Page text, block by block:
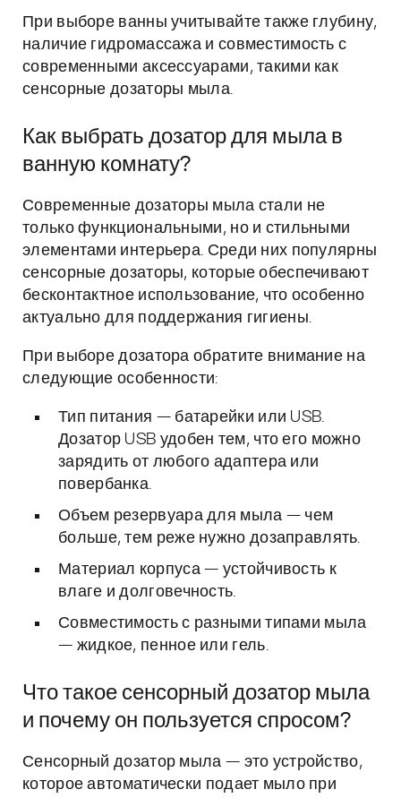
При выборе ванны учитывайте также глубину,
наличие гидромассажа и совместимость с
современными аксессуарами, такими как
сенсорные дозаторы мыла.
Как выбрать дозатор для мыла в
ванную комнату?
Современные дозаторы мыла стали не
только функциональными, но и стильными
элементами интерьера. Среди них популярны
сенсорные дозаторы, которые обеспечивают
бесконтактное использование, что особенно
актуально для поддержания гигиены.
При выборе дозатора обратите внимание на
следующие особенности:
Тип питания — батарейки или USB.
Дозатор USB удобен тем, что его можно
зарядить от любого адаптера или
повербанка.
Объем резервуара для мыла — чем
больше, тем реже нужно дозаправлять.
Материал корпуса — устойчивость к
влаге и долговечность.
Совместимость с разными типами мыла
— жидкое, пенное или гель.
Что такое сенсорный дозатор мыла
и почему он пользуется спросом?
Сенсорный дозатор мыла — это устройство,
которое автоматически подает мыло при